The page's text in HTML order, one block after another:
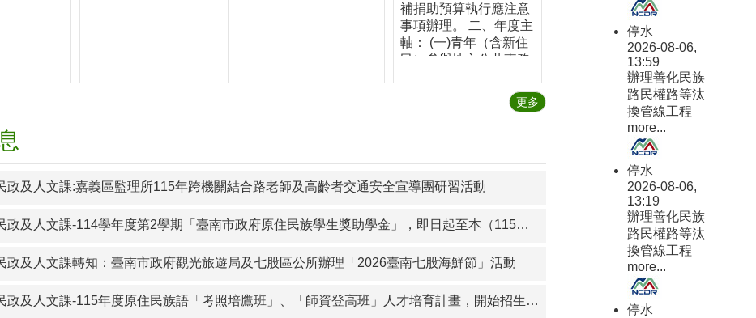
補捐助預算執行應注意
事項辦理。 二、年度主
軸： (一)青年（含新住
民）參與地方公共事務
(二)涉及社區母語、社
區生態及風土飲食等相
作，促進不同世代、性
別、族群、文化背景及
區域間之交流與對話，
區營造行動。 三、申請
為機關或組織，須為各
之團體組織（不含政治
更多
政及人文課:嘉義區監理所115年跨機關結合路老師及高齡者交通安全宣導團研習活動
政及人文課-114學年度第2學期「臺南市政府原住民族學生獎助學金」，即日起至本（115）年9月30日(星期三)受理申請中～
政及人文課轉知：臺南市政府觀光旅遊局及七股區公所辦理「2026臺南七股海鮮節」活動
政及人文課-115年度原住民族語「考照培鷹班」、「師資登高班」人才培育計畫，開始招生囉~~
停水
2026-08-06,
13:59
辦理善化民族
路民權路等汰
換管線工程
more...
停水
2026-08-06,
13:19
辦理善化民族
路民權路等汰
換管線工程
more...
停水